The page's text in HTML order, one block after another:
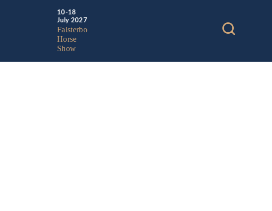
10-18
July 2027
Falsterbo
Horse
Show